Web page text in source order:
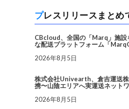
プレスリリースまと
CBcloud、全国の「Marq」施設
な配送プラットフォーム「
2026年8月5日
株式会社Univearth、倉吉運送
携〜山陰エリアへ実運送ネット
2026年8月5日